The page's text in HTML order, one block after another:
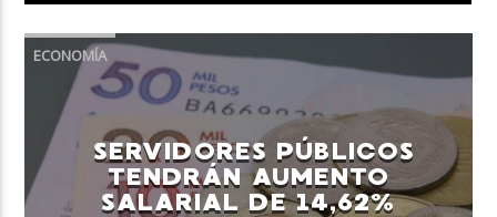
Neiva Estereo
ECONOMÍA
SERVIDORES PÚBLICOS
TENDRÁN AUMENTO
SALARIAL DE 14,62%